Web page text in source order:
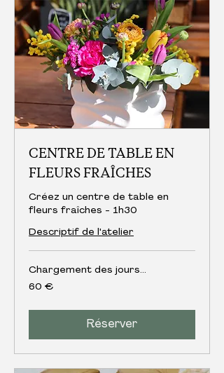
CENTRE DE TABLE EN
FLEURS FRAÎCHES
Créez un centre de table en
fleurs fraîches - 1h30
Descriptif de l'atelier
Chargement des jours...
60
euros
60 €
Réserver